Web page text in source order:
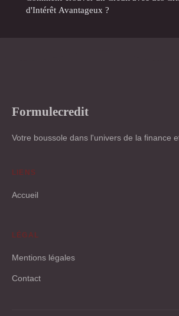
d'Intérêt Avantageux ?
Formulecredit
Votre boussole dans l'univers de la finance
LIENS
Accueil
LÉGAL
Mentions légales
Contact